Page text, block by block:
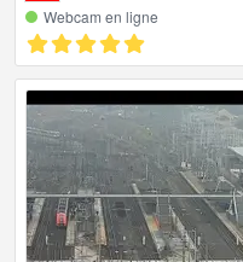
Webcam en ligne